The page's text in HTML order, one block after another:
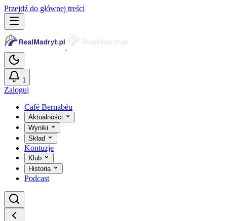
Przejdź do głównej treści
1
Zaloguj
Café Bernabéu
Aktualności
Wyniki
Skład
Kontuzje
Klub
Historia
Podcast